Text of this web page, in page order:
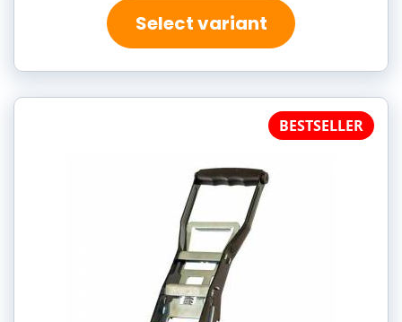
Select variant
BESTSELLER